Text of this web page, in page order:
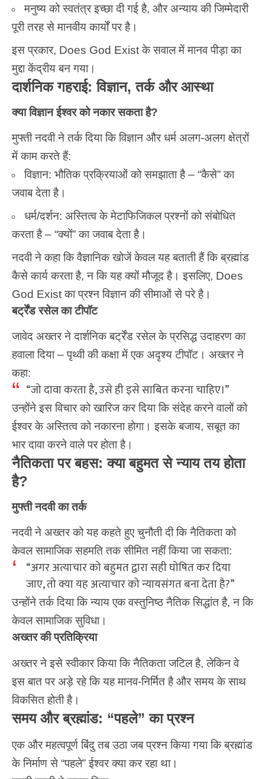
मनुष्य को स्वतंत्र इच्छा दी गई है, और अन्याय की जिम्मेदारी
पूरी तरह से मानवीय कार्यों पर है।
इस प्रकार, Does God Exist के सवाल में मानव पीड़ा का
मुद्दा केंद्रीय बन गया।
दार्शनिक गहराई: विज्ञान, तर्क और आस्था
क्या विज्ञान ईश्वर को नकार सकता है?
मुफ्ती नदवी ने तर्क दिया कि विज्ञान और धर्म अलग-अलग क्षेत्रों
में काम करते हैं:
विज्ञान: भौतिक प्रक्रियाओं को समझाता है – “कैसे” का
जवाब देता है।
धर्म/दर्शन: अस्तित्व के मेटाफिजिकल प्रश्नों को संबोधित
करता है – “क्यों” का जवाब देता है।
नदवी ने कहा कि वैज्ञानिक खोजें केवल यह बताती हैं कि ब्रह्मांड
कैसे कार्य करता है, न कि यह क्यों मौजूद है। इसलिए, Does
God Exist का प्रश्न विज्ञान की सीमाओं से परे है।
बर्ट्रेंड रसेल का टीपॉट
जावेद अख्तर ने दार्शनिक बर्ट्रेंड रसेल के प्रसिद्ध उदाहरण का
हवाला दिया – पृथ्वी की कक्षा में एक अदृश्य टीपॉट। अख्तर ने
कहा:
“जो दावा करता है, उसे ही इसे साबित करना चाहिए।”
उन्होंने इस विचार को खारिज कर दिया कि संदेह करने वालों को
ईश्वर के अस्तित्व को नकारना होगा। इसके बजाय, सबूत का
भार दावा करने वाले पर होता है।
नैतिकता पर बहस: क्या बहुमत से न्याय तय होता
है?
मुफ्ती नदवी का तर्क
नदवी ने अख्तर को यह कहते हुए चुनौती दी कि नैतिकता को
केवल सामाजिक सहमति तक सीमित नहीं किया जा सकता:
“अगर अत्याचार को बहुमत द्वारा सही घोषित कर दिया
जाए, तो क्या यह अत्याचार को न्यायसंगत बना देता है?”
उन्होंने तर्क दिया कि न्याय एक वस्तुनिष्ठ नैतिक सिद्धांत है, न कि
केवल सामाजिक सुविधा।
अख्तर की प्रतिक्रिया
अख्तर ने इसे स्वीकार किया कि नैतिकता जटिल है, लेकिन वे
इस बात पर अड़े रहे कि यह मानव-निर्मित है और समय के साथ
विकसित होती है।
समय और ब्रह्मांड: “पहले” का प्रश्न
एक और महत्वपूर्ण बिंदु तब उठा जब प्रश्न किया गया कि ब्रह्मांड
के निर्माण से “पहले” ईश्वर क्या कर रहा था।